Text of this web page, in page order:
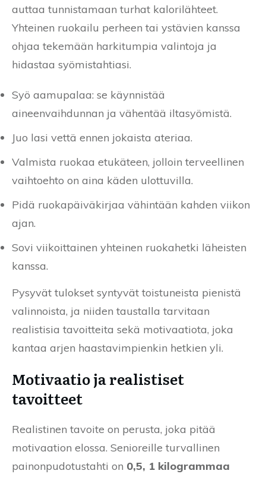
auttaa tunnistamaan turhat kalorilähteet.
Yhteinen ruokailu perheen tai ystävien kanssa
ohjaa tekemään harkitumpia valintoja ja
hidastaa syömistahtiasi.
Syö aamupalaa: se käynnistää
aineenvaihdunnan ja vähentää iltasyömistä.
Juo lasi vettä ennen jokaista ateriaa.
Valmista ruokaa etukäteen, jolloin terveellinen
vaihtoehto on aina käden ulottuvilla.
Pidä ruokapäiväkirjaa vähintään kahden viikon
ajan.
Sovi viikoittainen yhteinen ruokahetki läheisten
kanssa.
Pysyvät tulokset syntyvät toistuneista pienistä
valinnoista, ja niiden taustalla tarvitaan
realistisia tavoitteita sekä motivaatiota, joka
kantaa arjen haastavimpienkin hetkien yli.
Motivaatio ja realistiset
tavoitteet
Realistinen tavoite on perusta, joka pitää
motivaation elossa. Senioreille turvallinen
painonpudotustahti on 0,5, 1 kilogrammaa